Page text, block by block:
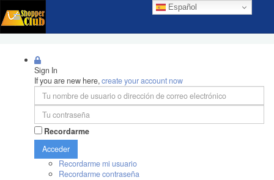
Español
Sign In
If you are new here,create your account now
Recordarme
Acceder
Recordarme mi usuario
Recordarme contraseña